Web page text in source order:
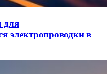
для
электропроводки в